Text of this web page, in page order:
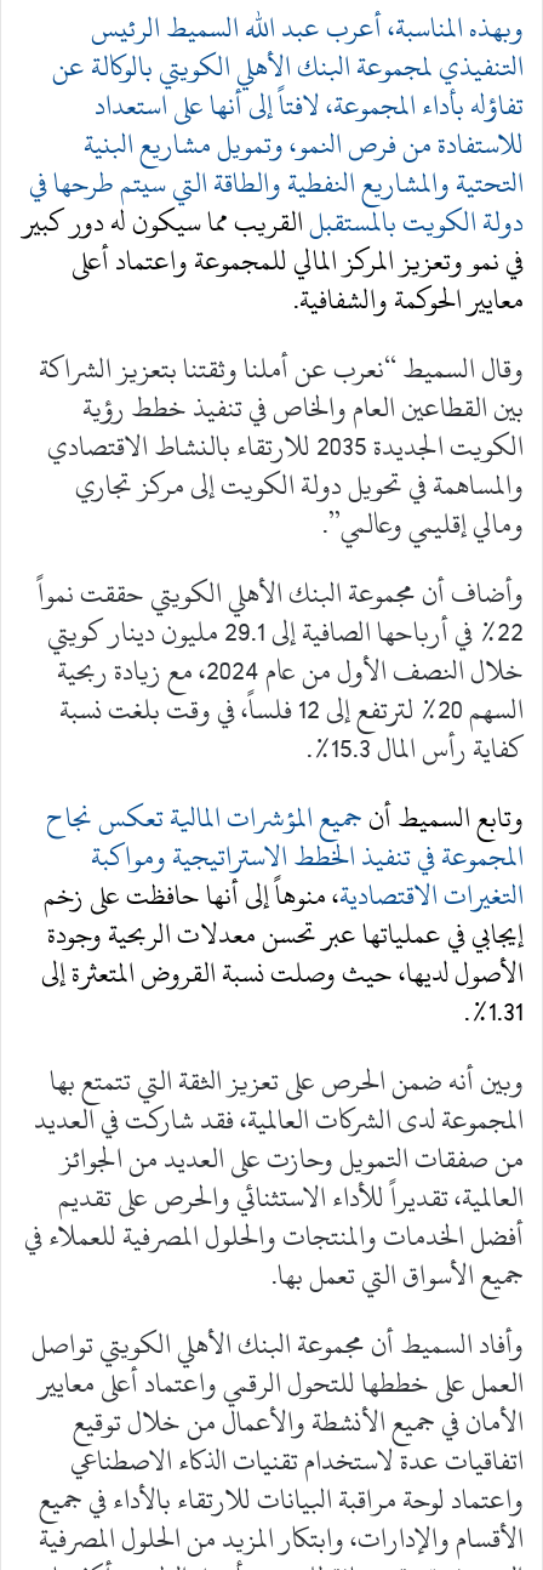
وبهذه المناسبة، أعرب عبد الله السميط الرئيس
التنفيذي لمجموعة البنك الأهلي الكويتي بالوكالة عن
تفاؤله بأداء المجموعة، لافتاً إلى أنهاعلى استعداد
للاستفادة من فرص النمو، وتمويل مشاريع البنية
التحتية والمشاريع النفطية والطاقة التي سيتم طرحها في
دولة الكويت بالمستقبلالقريب مما سيكون له دور كبير
في نمو وتعزيز المركز المالي للمجموعة واعتماد أعلى
معايير الحوكمة والشفافية.
وقال السميط “نعرب عن أملنا وثقتنا بتعزيز الشراكة
بين القطاعين العام والخاص في تنفيذ خطط رؤية
الكويت الجديدة 2035 للارتقاء بالنشاط الاقتصادي
والمساهمة في تحويل دولة الكويت إلى مركز تجاري
ومالي إقليمي وعالمي”.
وأضاف أن مجموعة البنك الأهلي الكويتي حققت نمواً
22% في أرباحها الصافية إلى 29.1 مليون دينار كويتي
خلال النصف الأول من عام 2024، مع زيادة ربحية
السهم 20% لترتفع إلى 12 فلساً، في وقت بلغت نسبة
كفاية رأس المال 15.3%.
وتابع السميط أنجميع المؤشرات المالية تعكس نجاح
المجموعة في تنفيذ الخطط الاستراتيجية ومواكبة
التغيرات الاقتصادية، منوهاً إلى أنها حافظت على زخم
إيجابي في عملياتها عبر تحسن معدلات الربحية وجودة
الأصول لديها، حيث وصلت نسبة القروض المتعثرة إلى
1.31%.
وبين أنه ضمن الحرص على تعزيز الثقة التي تتمتع بها
المجموعة لدى الشركات العالمية، فقد شاركت في العديد
من صفقات التمويل وحازت على العديد من الجوائز
العالمية، تقديراً للأداء الاستثنائي والحرص على تقديم
أفضل الخدمات والمنتجات والحلول المصرفية للعملاء في
جميع الأسواق التي تعمل بها.
وأفاد السميط أن مجموعة البنك الأهلي الكويتي تواصل
العمل على خططها للتحول الرقمي واعتماد أعلى معايير
الأمان في جميع الأنشطة والأعمال من خلال توقيع
اتفاقيات عدة لاستخدام تقنيات الذكاء الاصطناعي
واعتماد لوحة مراقبة البيانات للارتقاء بالأداء في جميع
الأقسام والإدارات، وابتكار المزيد من الحلول المصرفية